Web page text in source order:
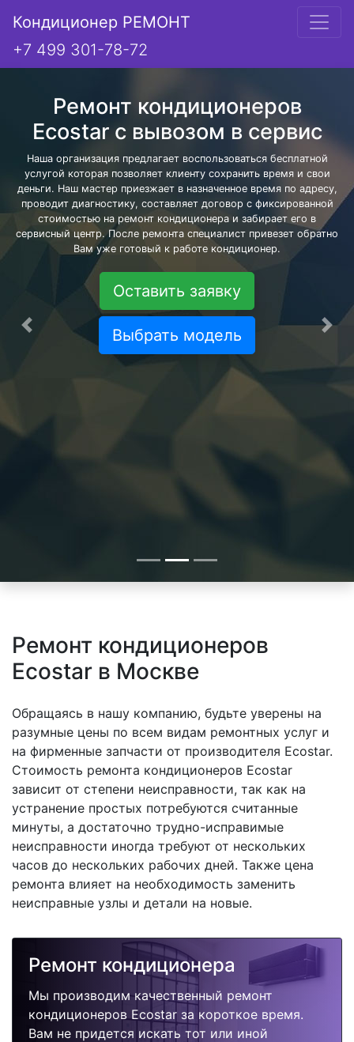
Кондиционер РЕМОНТ
+7 499 301-78-72
Ремонт кондиционеров
Ecostar с вывозом в сервис
Наша организация предлагает воспользоваться бесплатной
услугой которая позволяет клиенту сохранить время и свои
деньги. Наш мастер приезжает в назначенное время по адресу,
проводит диагностику, составляет договор с фиксированной
стоимостью на ремонт кондиционера и забирает его в
сервисный центр. После ремонта специалист привезет обратно
Вам уже готовый к работе кондиционер.
Оставить заявку
Выбрать модель
Предыдущая
Ремонт кондиционеров
Ecostar в Москве
Обращаясь в нашу компанию, будьте уверены на
разумные цены по всем видам ремонтных услуг и
на фирменные запчасти от производителя Ecostar.
Стоимость ремонта кондиционеров Ecostar
зависит от степени неисправности, так как на
устранение простых потребуются считанные
минуты, а достаточно трудно-исправимые
неисправности иногда требуют от нескольких
часов до нескольких рабочих дней. Также цена
ремонта влияет на необходимость заменить
неисправные узлы и детали на новые.
Ремонт кондиционера
Мы производим качественный ремонт
кондиционеров Ecostar за короткое время.
Вам не придется искать тот или иной